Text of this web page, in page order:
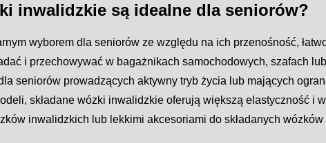
inwalidzkie są idealne dla seniorów?
wyborem dla seniorów ze względu na ich przenośność,
i przechowywać w bagażnikach samochodowych, szafach
seniorów prowadzących aktywny tryb życia lub mających
składane wózki inwalidzkie oferują większą elastyczność i
inwalidzkich lub lekkimi akcesoriami do składanych